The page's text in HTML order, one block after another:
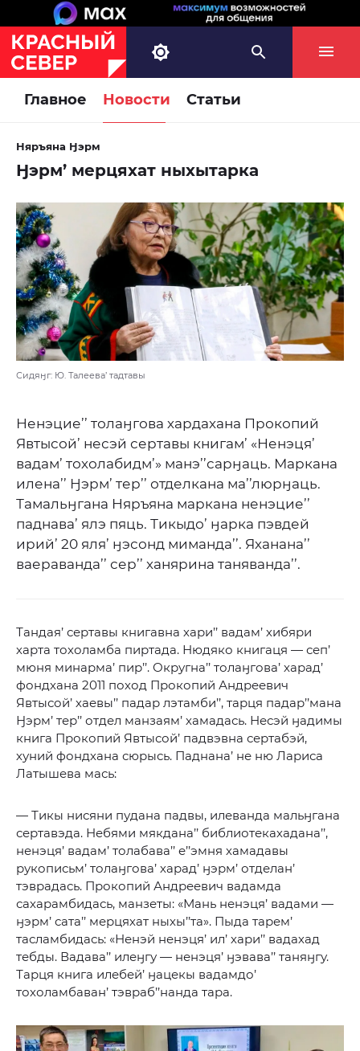
Главное Новости Статьи
Няръяна Ӈэрм
Ӈэрм’ мерцяхат ныхытарка
Сидяӈг: Ю. Талеева’ тадтавы
Ненэцие’’ толаӈгова хардахана Прокопий
Явтысой’ несэй сертавы книгам’ «Ненэця’
вадам’ тохолабидм’» манэ’’сарӈаць. Маркана
илена’’ Ӈэрм’ тер’’ отделкана ма’’люрӈаць.
Тамальӈгана Няръяна маркана ненэцие’’
паднава’ ялэ пяць. Тикыдо’ ӈарка пэвдей
ирий’ 20 яля’ ӈэсонд миманда’’. Яханана’’
ваераванда’’ сер’’ ханярина таняванда’’.
Тандая’ сертавы книгавна хари’’ вадам’ хибяри
харта тохоламба пиртада. Нюдяко книгаця — сеп’
мюня минарма’ пир’’. Округна’’ толаӈгова’ харад’
фондхана 2011 поход Прокопий Андреевич
Явтысой’ хаевы’’ падар лэтамби’’, тарця падар’’мана
Ӈэрм’ тер’’ отдел манзаям’ хамадась. Несэй ӈадимы
книга Прокопий Явтысой’ падвэвна сертабэй,
хуний фондхана сюрысь. Паднана’ не ню Лариса
Латышева мась:
— Тикы нисяни пудана падвы, илеванда мальӈгана
сертавэда. Небями мякдана’’ библиотекахадана’’,
ненэця’ вадам’ толабава’’ е’’эмня хамадавы
рукописьм’ толаӈгова’ харад’ ӈэрм’ отделан’
тэврадась. Прокопий Андреевич вадамда
сахарамбидась, манзеты: «Мань ненэця’ вадами —
ӈэрм’ сата’’ мерцяхат ныхы’’та». Пыда тарем’
тасламбидась: «Ненэй ненэця’ ил’ хари’’ вадахад
тебды. Вадава’’ илеӈгу — ненэця’ ӈэвава’’ таняӈгу.
Тарця книга илебей’ ӈацекы вадамдо’
тохоламбаван’ тэвраб’’нанда тара.